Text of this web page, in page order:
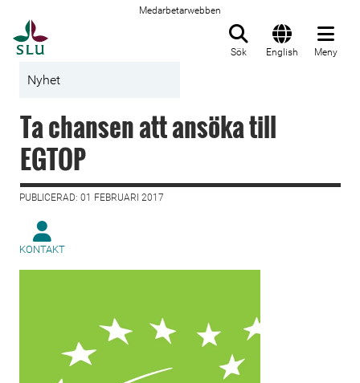
Medarbetarwebben
Sök English Meny
Nyhet
Ta chansen att ansöka till
EGTOP
PUBLICERAD: 01 FEBRUARI 2017
KONTAKT